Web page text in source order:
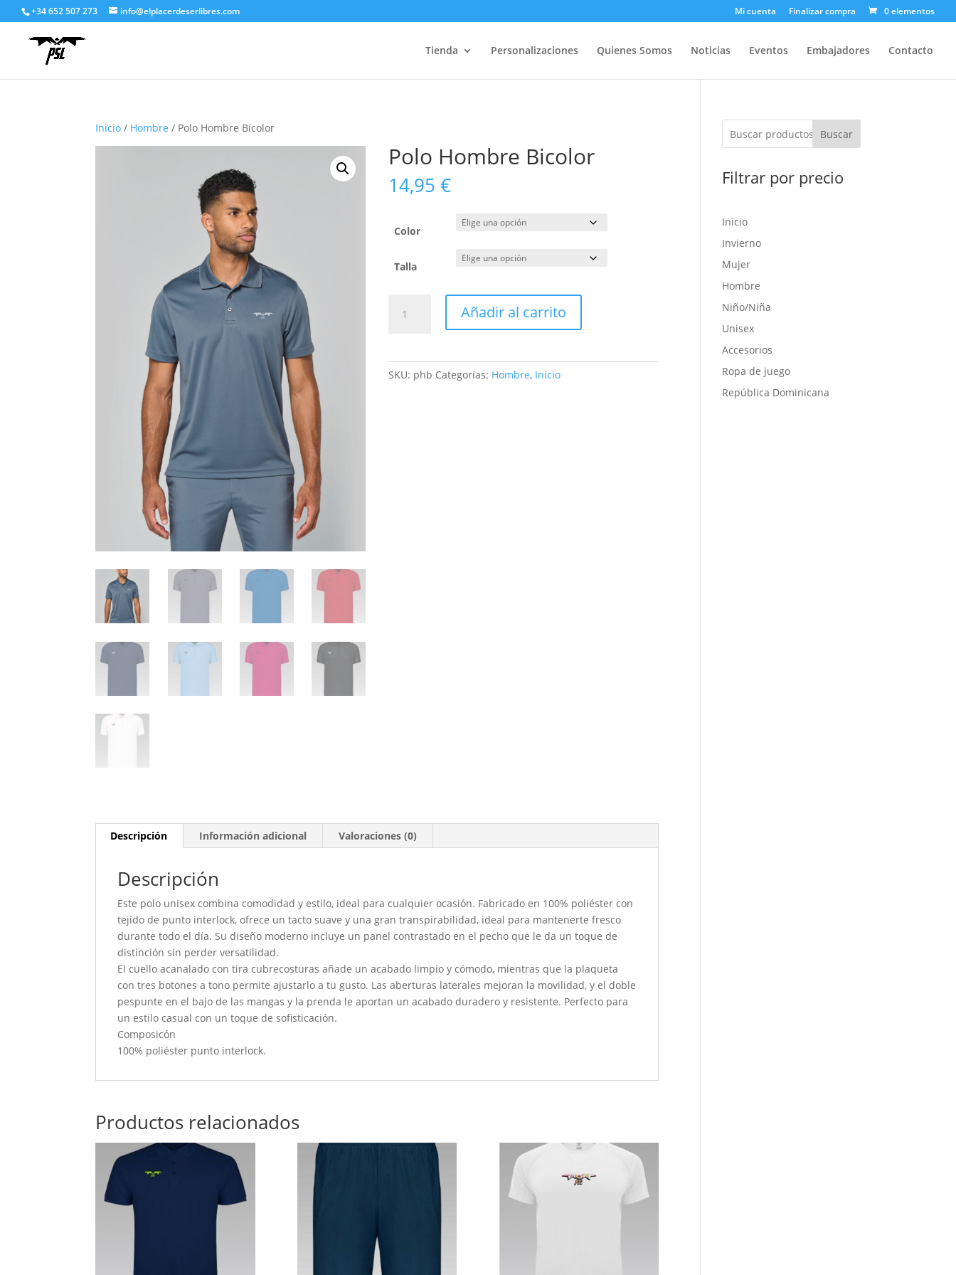
+34 652 507 273 info@elplacerdeserlibres.com Mi cuenta Finalizar compra 0 elementos
Tienda Personalizaciones Quienes Somos Noticias Eventos Embajadores Contacto
Inicio / Hombre / Polo Hombre Bicolor
Polo Hombre Bicolor
14,95€
Color
Talla
Hombre
Añadir al carrito
SKU: phb Categorías: Hombre, Inicio
Descripción Información adicional Valoraciones (0)
Descripción
Este polo unisex combina comodidad y estilo, ideal para cualquier ocasión. Fabricado en 100% poliéster con
tejido de punto interlock, ofrece un tacto suave y una gran transpirabilidad, ideal para mantenerte fresco
durante todo el día. Su diseño moderno incluye un panel contrastado en el pecho que le da un toque de
distinción sin perder versatilidad.
El cuello acanalado con tira cubrecosturas añade un acabado limpio y cómodo, mientras que la plaqueta
con tres botones a tono permite ajustarlo a tu gusto. Las aberturas laterales mejoran la movilidad, y el doble
pespunte en el bajo de las mangas y la prenda le aportan un acabado duradero y resistente. Perfecto para
un estilo casual con un toque de sofisticación.
Composicón
100% poliéster punto interlock.
Productos relacionados
Buscar
Filtrar por precio
Inicio
Invierno
Mujer
Hombre
Niño/Niña
Unisex
Accesorios
Ropa de juego
República Dominicana